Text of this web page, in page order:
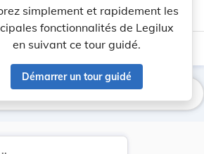
account_circle help Aide
simplement et rapidement les
fonctionnalités de Legilux
en suivant ce tour guidé.
Démarrer un tour guidé
light_mode dark_mode